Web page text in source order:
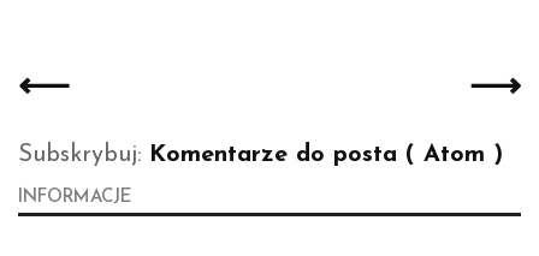
⟵ ⟶
Subskrybuj: Komentarze do posta ( Atom )
INFORMACJE